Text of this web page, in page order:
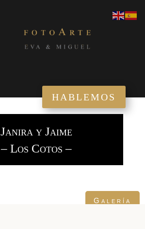
HABLEMOS
Janira y Jaime
– Los Cotos –
Galería